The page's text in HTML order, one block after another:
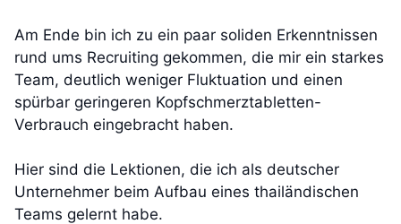
Am Ende bin ich zu ein paar soliden Erkenntnissen
rund ums Recruiting gekommen, die mir ein starkes
Team, deutlich weniger Fluktuation und einen
spürbar geringeren Kopfschmerztabletten-
Verbrauch eingebracht haben.
Hier sind die Lektionen, die ich als deutscher
Unternehmer beim Aufbau eines thailändischen
Teams gelernt habe.